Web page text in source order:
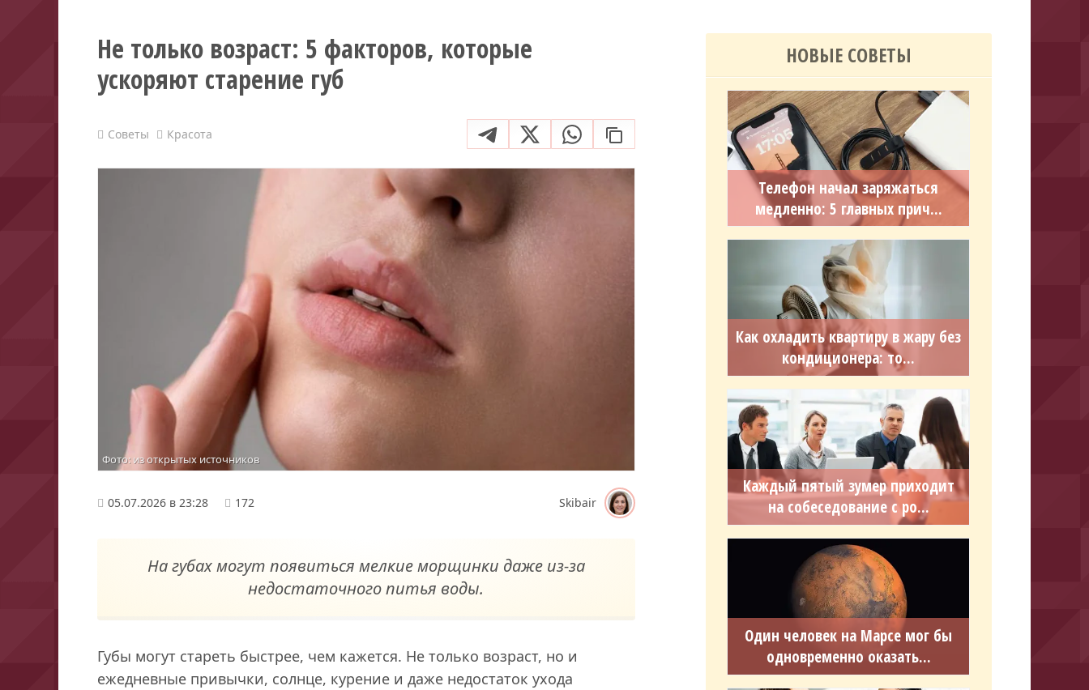
Не только возраст: 5 факторов, которые
ускоряют старение губ
Советы Красота
Фото: из открытых источников
05.07.2026 в 23:28 172 Skibair
На губах могут появиться мелкие морщинки даже из-за
недостаточного питья воды.
Губы могут стареть быстрее, чем кажется. Не только возраст, но и
ежедневные привычки, солнце, курение и даже недостаток ухода
НОВЫЕ СОВЕТЫ
Телефон начал заряжаться
медленно: 5 главных прич...
Как охладить квартиру в жару без
кондиционера: то...
Каждый пятый зумер приходит
на собеседование с ро...
Один человек на Марсе мог бы
одновременно оказать...